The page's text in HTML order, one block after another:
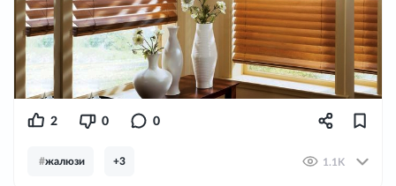
2 0 0
#жалюзи +3 1.1K